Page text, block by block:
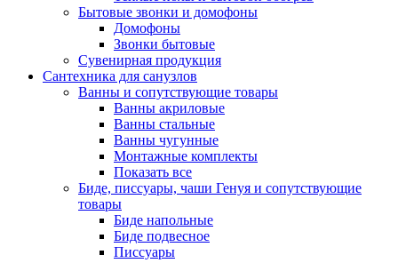
Бытовые звонки и домофоны
Домофоны
Звонки бытовые
Сувенирная продукция
Сантехника для санузлов
Ванны и сопутствующие товары
Ванны акриловые
Ванны стальные
Ванны чугунные
Монтажные комплекты
Показать все
Биде, писсуары, чаши Генуя и сопутствующие
товары
Биде напольные
Биде подвесное
Писсуары